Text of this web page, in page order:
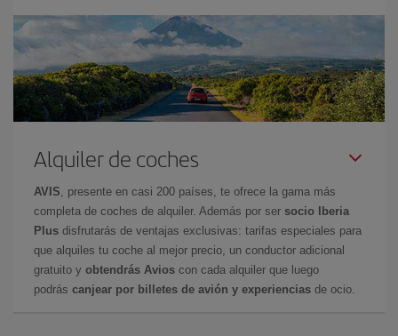
Alquiler de coches
AVIS , presente en casi 200 países, te ofrece la gama más
completa de coches de alquiler. Además por ser socio Iberia
Plus disfrutarás de ventajas exclusivas: tarifas especiales para
que alquiles tu coche al mejor precio, un conductor adicional
gratuito y obtendrás Avios con cada alquiler que luego
podrás canjear por billetes de avión y experiencias de ocio.